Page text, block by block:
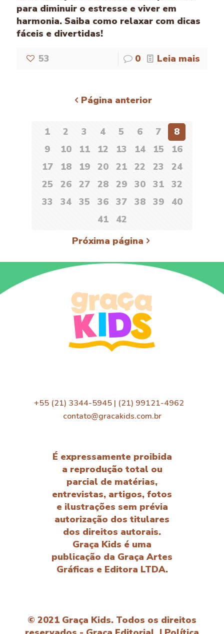
para diminuir o estresse e viver em
harmonia. Saiba como relaxar com dicas
fáceis e divertidas!
53 0 Leia mais
Página anterior
1 2 3 4 5 6 7
8
9
10 11 12 13 14 15
16
17
18 19 20 21 22 23
24
25
26 27 28 29 30 31
32
33
34 35 36 37 38 39
40
41
42
Próxima página
+55 (21) 3344-5945 | (21) 99121-4962
contato@gracakids.com.br
É expressamente proibida
a reprodução total ou
parcial de matérias,
entrevistas, artigos, fotos
e ilustrações sem prévia
autorização dos titulares
dos direitos autorais.
Graça Kids é uma
publicação da Graça Artes
Gráficas e Editora LTDA.
© 2021 Graça Kids. Todos os direitos